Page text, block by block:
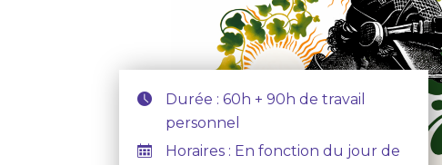
Durée : 60h + 90h de travail
personnel
Horaires : En fonction du jour de